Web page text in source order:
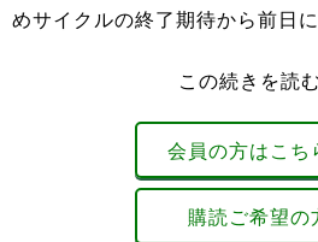
めサイクルの終了期待から前日
この続きを読
会員の方はこち
購読ご希望の